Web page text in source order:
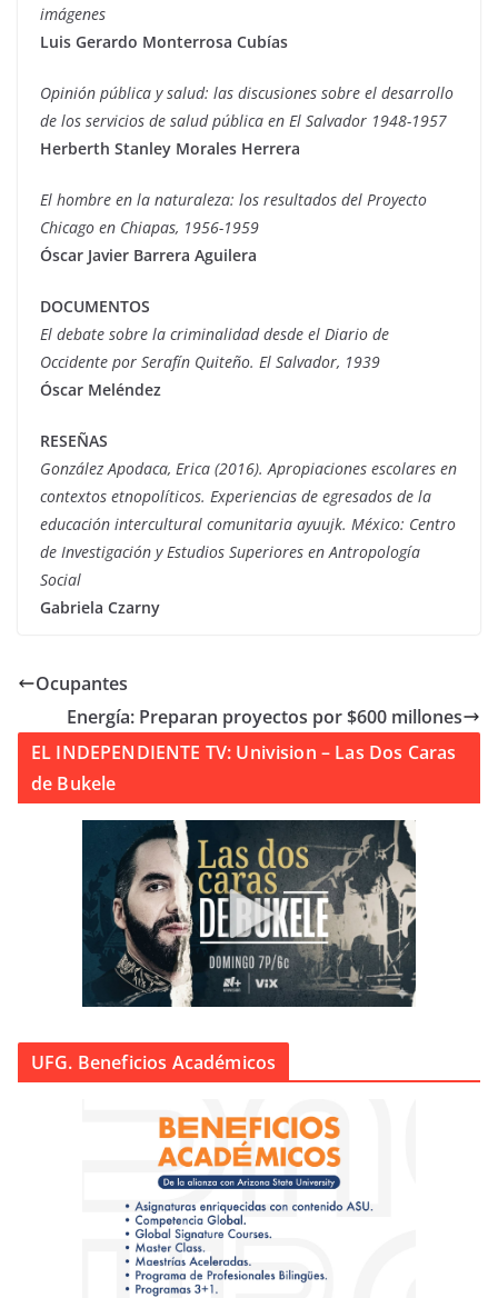
imágenes
Luis Gerardo Monterrosa Cubías
Opinión pública y salud: las discusiones sobre el desarrollo
de los servicios de salud pública en El Salvador 1948-1957
Herberth Stanley Morales Herrera
El hombre en la naturaleza: los resultados del Proyecto
Chicago en Chiapas, 1956-1959
Óscar Javier Barrera Aguilera
DOCUMENTOS
El debate sobre la criminalidad desde el Diario de
Occidente por Serafín Quiteño. El Salvador, 1939
Óscar Meléndez
RESEÑAS
González Apodaca, Erica (2016). Apropiaciones escolares en
contextos etnopolíticos. Experiencias de egresados de la
educación intercultural comunitaria ayuujk. México: Centro
de Investigación y Estudios Superiores en Antropología
Social
Gabriela Czarny
Ocupantes
Energía: Preparan proyectos por $600 millones
EL INDEPENDIENTE TV: Univision – Las Dos Caras
de Bukele
UFG. Beneficios Académicos